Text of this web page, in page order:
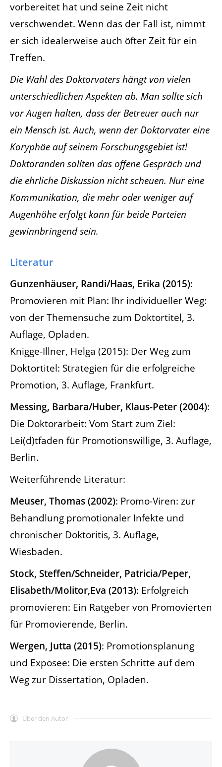
vorbereitet hat und seine Zeit nicht
verschwendet. Wenn das der Fall ist, nimmt
er sich idealerweise auch öfter Zeit für ein
Treffen.
Die Wahl des Doktorvaters hängt von vielen
unterschiedlichen Aspekten ab. Man sollte sich
vor Augen halten, dass der Betreuer auch nur
ein Mensch ist. Auch, wenn der Doktorvater eine
Koryphäe auf seinem Forschungsgebiet ist!
Doktoranden sollten das offene Gespräch und
die ehrliche Diskussion nicht scheuen. Nur eine
Kommunikation, die mehr oder weniger auf
Augenhöhe erfolgt kann für beide Parteien
gewinnbringend sein.
Literatur
Gunzenhäuser, Randi/Haas, Erika (2015):
Promovieren mit Plan: Ihr individueller Weg:
von der Themensuche zum Doktortitel, 3.
Auflage, Opladen.
Knigge-Illner, Helga (2015): Der Weg zum
Doktortitel: Strategien für die erfolgreiche
Promotion, 3. Auflage, Frankfurt.
Messing, Barbara/Huber, Klaus-Peter (2004):
Die Doktorarbeit: Vom Start zum Ziel:
Lei(d)tfaden für Promotionswillige, 3. Auflage,
Berlin.
Weiterführende Literatur:
Meuser, Thomas (2002): Promo-Viren: zur
Behandlung promotionaler Infekte und
chronischer Doktoritis, 3. Auflage,
Wiesbaden.
Stock, Steffen/Schneider, Patricia/Peper,
Elisabeth/Molitor,Eva (2013): Erfolgreich
promovieren: Ein Ratgeber von Promovierten
für Promovierende, Berlin.
Wergen, Jutta (2015): Promotionsplanung
und Exposee: Die ersten Schritte auf dem
Weg zur Dissertation, Opladen.
Über den Autor